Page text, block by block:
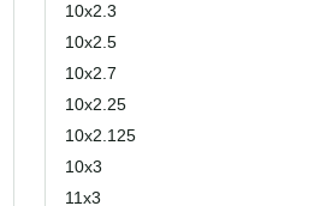
10x2.3
10x2.5
10x2.7
10x2.25
10x2.125
10x3
11x3